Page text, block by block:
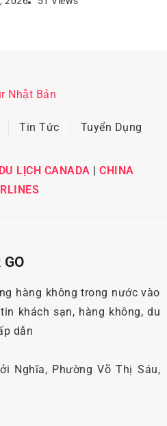
Tin Tức Tuyển Dụng
DU LỊCH CANADA | CHINA
hàng không trong nước vào
khách sạn, hàng không, du
dẫn
Nghĩa, Phường Võ Thị Sáu,